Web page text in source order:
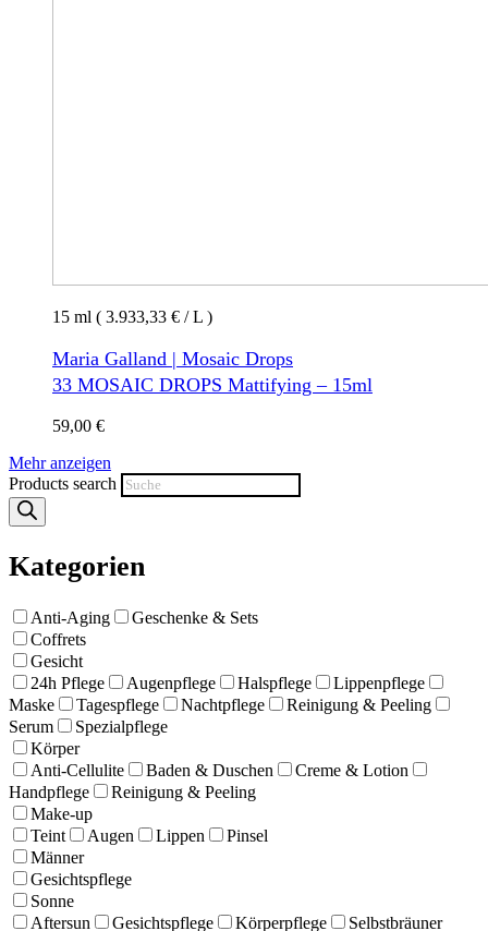
15 ml ( 3.933,33 € / L )
Maria Galland | Mosaic Drops
33 MOSAIC DROPS Mattifying – 15ml
59,00 €
Mehr anzeigen
Products search
Kategorien
Anti-Aging
Geschenke & Sets
Coffrets
Gesicht
24h Pflege
Augenpflege Halspflege
Lippenpflege
Maske
Tagespflege Nachtpflege
Reinigung & Peeling
Serum
Spezialpflege
Körper
Anti-Cellulite
Baden & Duschen
Creme & Lotion
Handpflege
Reinigung & Peeling
Make-up
Teint
Augen Lippen
Pinsel
Männer
Gesichtspflege
Sonne
Aftersun
Gesichtspflege Körperpflege
Selbstbräuner